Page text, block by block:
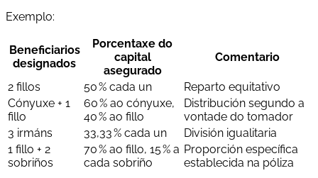
Exemplo:
Beneficiarios
designados
Porcentaxe do
capital
asegurado
Comentario
2 fillos 50 % cada un
Reparto equitativo
Cónyuxe + 1
fillo
60 % ao cónyuxe,
40 % ao fillo
Distribución segundo a
vontade do tomador
3 irmáns
33,33 % cada un
División igualitaria
1 fillo + 2
sobriños
70 % ao fillo, 15 % a
cada sobriño
Proporción específica
establecida na póliza